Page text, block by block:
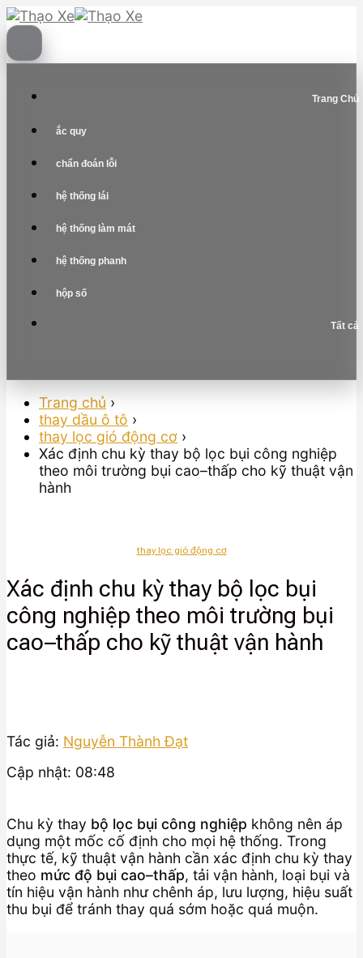
Skip
to
content
Trang Chủ
ắc quy
chẩn đoán lỗi
hệ thống lái
hệ thống làm mát
hệ thống phanh
hộp số
Tất cả
Trang chủ ›
thay dầu ô tô ›
thay lọc gió động cơ ›
Xác định chu kỳ thay bộ lọc bụi công nghiệp
theo môi trường bụi cao–thấp cho kỹ thuật vận
hành
thay lọc gió động cơ
Xác định chu kỳ thay bộ lọc bụi
công nghiệp theo môi trường bụi
cao–thấp cho kỹ thuật vận hành
Tác giả: Nguyễn Thành Đạt
Cập nhật: 08:48
Chu kỳ thay bộ lọc bụi công nghiệp không nên áp
dụng một mốc cố định cho mọi hệ thống. Trong
thực tế, kỹ thuật vận hành cần xác định chu kỳ thay
theo mức độ bụi cao–thấp, tải vận hành, loại bụi và
tín hiệu vận hành như chênh áp, lưu lượng, hiệu suất
thu bụi để tránh thay quá sớm hoặc quá muộn.